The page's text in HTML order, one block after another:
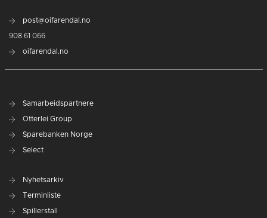
post@oifarendal.no
908 61 066
oifarendal.no
Samarbeidspartnere
Otterlei Group
Sparebanken Norge
Select
Nyhetsarkiv
Terminliste
Spillerstall